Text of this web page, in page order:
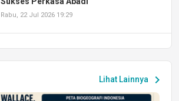
Rabu, 22 Jul 2026 19:29
Peluang Kerja dan Magang
Jumat, 17 Jul 2026 22:30
Lihat Lainnya chevron_right